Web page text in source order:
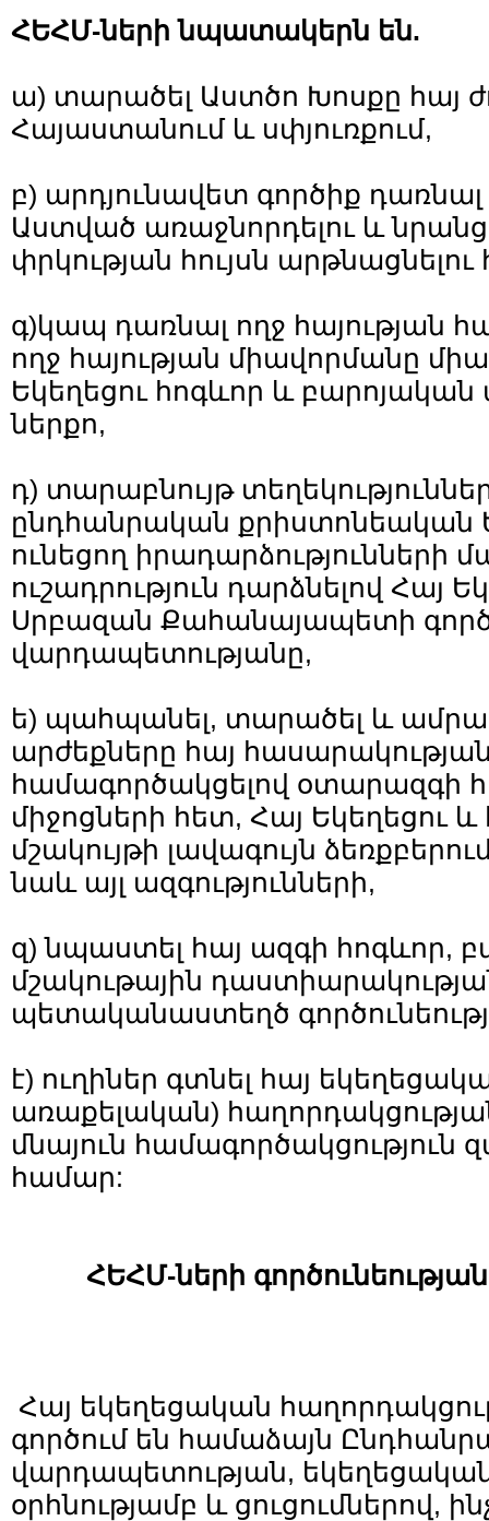
ՀԵՀՄ-ների նպատակերն են.
ա) տարածել Աստծո Խոսքը հայ
Հայաստանում և սփյուռքում,
բ) արդյունավետ գործիք
Աստված առաջնորդելու և
փրկության հույսն
գ)կապ դառնալ ողջ հայության
ողջ հայության միավորմանը
Եկեղեցու հոգևոր և բարոյական
ներքո,
դ) տարաբնույթ
ընդհանրական քրիստոնեական
ունեցող իրադարձությունների
ուշադրություն դարձնելով Հայ
Սրբազան Քահանայապետի
վարդապետությանը,
ե) պահպանել, տարածել և
արժեքները հայ
համագործակցելով օտարազգի
միջոցների հետ, Հայ Եկեղեցու
մշակույթի լավագույն
նաև այլ ազգությունների,
զ) նպաստել հայ ազգի հոգևոր,
մշակութային
պետականաստեղծ
է) ուղիներ գտնել հայ
առաքելական)
մնայուն համագործակցություն
համար:
ՀԵՀՄ-ների
Հայ եկեղեցական
գործում են համաձայն
վարդապետության,
օրհնությամբ և ցուցումներով,